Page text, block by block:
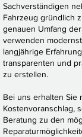
Sachverständigen
Fahrzeug gründlich
genauen Umfang
verwenden
langjährige
transparenten und
zu erstellen.
Bei uns erhalten Sie
Kostenvoranschlag,
Beratung zu den